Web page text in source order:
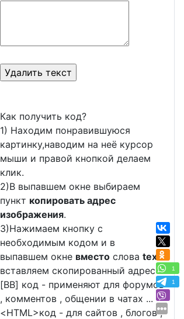
1
1
Как получить код?
1) Находим понравившуюся
картинку,наводим на неё курсор
мыши и правой кнопкой делаем
клик.
2)В выпавшем окне выбираем
пункт копировать адрес
изображения.
3)Нажимаем кнопку с
необходимым кодом и в
выпавшем окне вместо слова text
вставляем скопированный адрес .
[BB] код - применяют для форумов
, комментов , общении в чатах ...
<HTML>код - для сайтов , блогов ,